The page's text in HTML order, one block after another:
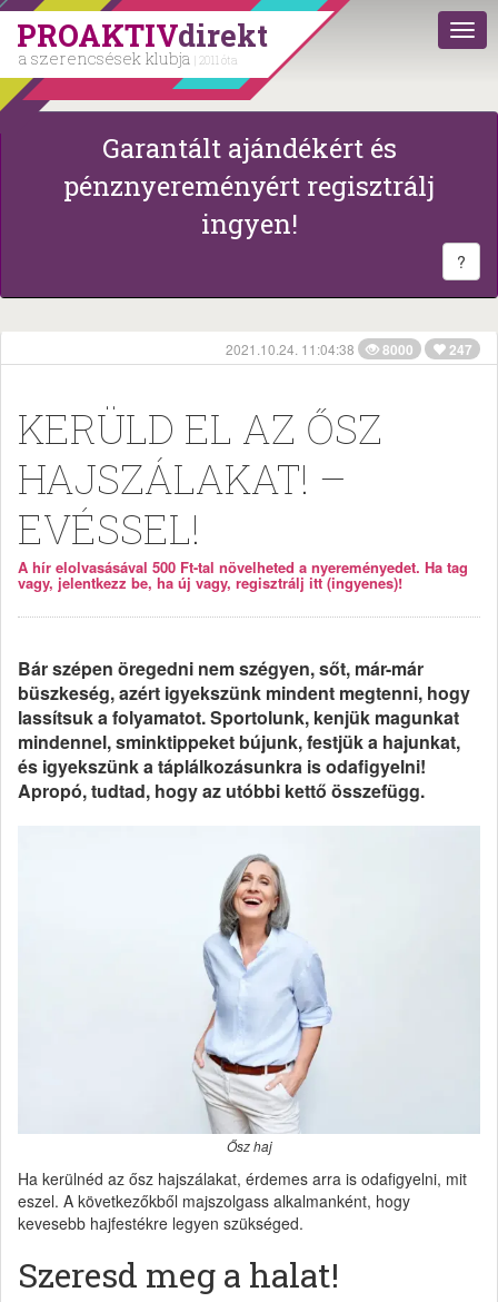
PROAKTIVdirekt
a szerencsések klubja | 2011 óta
Garantált ajándékért és
pénznyereményért regisztrálj
ingyen!
?
2021.10.24. 11:04:38 8000 247
KERÜLD EL AZ ŐSZ
HAJSZÁLAKAT! –
EVÉSSEL!
A hír elolvasásával 500 Ft-tal növelheted a nyereményedet. Ha tag
vagy, jelentkezz be, ha új vagy, regisztrálj itt (ingyenes)!
Bár szépen öregedni nem szégyen, sőt, már-már
büszkeség, azért igyekszünk mindent megtenni, hogy
lassítsuk a folyamatot. Sportolunk, kenjük magunkat
mindennel, sminktippeket bújunk, festjük a hajunkat,
és igyekszünk a táplálkozásunkra is odafigyelni!
Apropó, tudtad, hogy az utóbbi kettő összefügg.
Ősz haj
Ha kerülnéd az ősz hajszálakat, érdemes arra is odafigyelni, mit
eszel. A következőkből majszolgass alkalmanként, hogy
kevesebb hajfestékre legyen szükséged.
Szeresd meg a halat!